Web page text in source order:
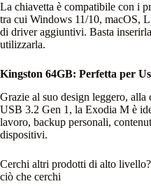
La chiavetta è compatibile con i
tra cui Windows 11/10, macOS,
di driver aggiuntivi. Basta
utilizzarla.
Kingston 64GB: Perfetta per
Grazie al suo design leggero, alla
USB 3.2 Gen 1, la Exodia M è
lavoro, backup personali,
dispositivi.
Cerchi altri prodotti di alto
ciò che cerchi